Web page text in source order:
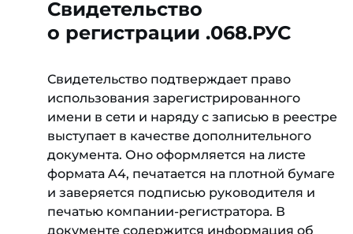
Свидетельство
о регистрации .068.РУС
Свидетельство подтверждает право
использования зарегистрированного
имени в сети и наряду с записью в реестре
выступает в качестве дополнительного
документа. Оно оформляется на листе
формата A4, печатается на плотной бумаге
и заверяется подписью руководителя и
печатью компании-регистратора. В
документе содержится информация об